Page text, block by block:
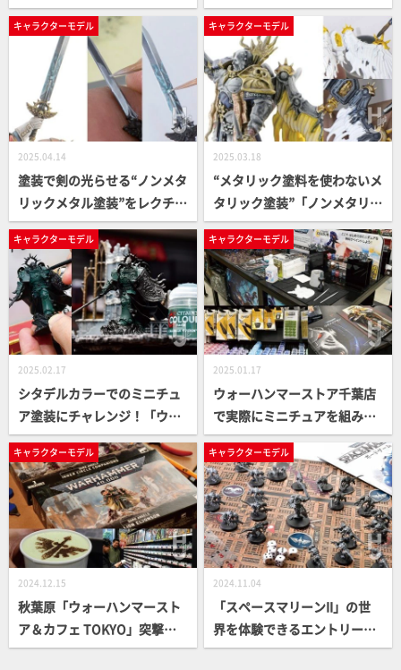
メント”がすごい！シタデルカ
ラー、WAHAMMER（ウォー
ハンマー）新製品の展示など
「ゲームズワークショップ」
ブースの様子をお届け！【静
岡ホビーショー2025】
例をご紹介！翼部分を2本の
塗料でスピーディーに美しく
仕上げる【WE LOVE Warham
mer】
キャラクターモデル
2025.04.14
塗装で剣の光らせる“ノンメタ
リックメタル塗装”をレクチャ
ー。応用すれば光る稲妻のよ
うなエフェクトも描きこめ
る！【Warhammer ビルド＆
ペインティングTIPS集】
キャラクターモデル
2025.03.18
“メタリック塗料を使わないメ
タリック塗装”「ノンメタリッ
クメタル塗装」のお手軽テク
ニックをご紹介！「ウォーハ
ンマー」ペインティングTIPS
スタート【WE LOVE Warham
mer】
キャラクターモデル
2025.02.17
シタデルカラーでのミニチュ
ア塗装にチャレンジ！「ウォ
ーハンマーストア 神戸三ノ
宮」で塗装体験の模様をお届
け【WE LOVE Warhammer】
キャラクターモデル
2025.01.17
ウォーハンマーストア千葉店
で実際にミニチュアを組み立
て！購入したミニチュアをそ
の場で組んで仲間と一緒にビ
ルドを楽しもう
キャラクターモデル
2024.12.15
秋葉原「ウォーハンマースト
ア＆カフェ TOKYO」突撃レ
ポート！ 公式ストアで自分だ
キャラクターモデル
2024.11.04
「スペースマリーンII」の世
界を体験できるエントリーセ
ット「スペースマリーン：ボ